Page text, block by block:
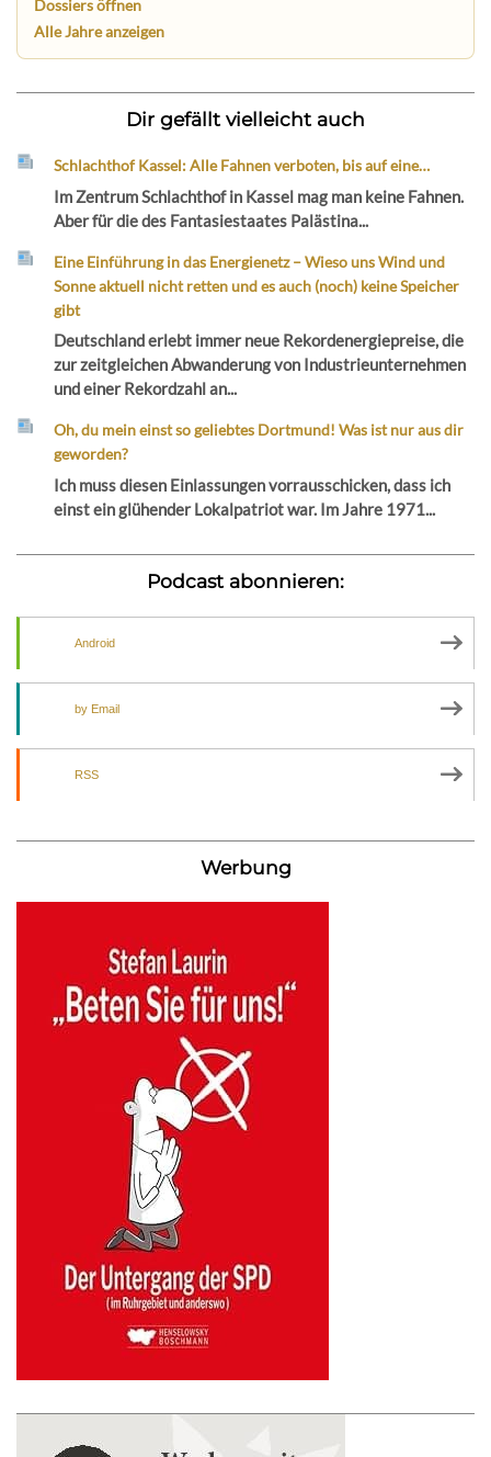
Dossiers öffnen
Alle Jahre anzeigen
Dir gefällt vielleicht auch
Schlachthof Kassel: Alle Fahnen verboten, bis auf eine…
Im Zentrum Schlachthof in Kassel mag man keine Fahnen.
Aber für die des Fantasiestaates Palästina...
Eine Einführung in das Energienetz – Wieso uns Wind und
Sonne aktuell nicht retten und es auch (noch) keine Speicher
gibt
Deutschland erlebt immer neue Rekordenergiepreise, die
zur zeitgleichen Abwanderung von Industrieunternehmen
und einer Rekordzahl an...
Oh, du mein einst so geliebtes Dortmund! Was ist nur aus dir
geworden?
Ich muss diesen Einlassungen vorrausschicken, dass ich
einst ein glühender Lokalpatriot war. Im Jahre 1971...
Podcast abonnieren:
Android
by Email
RSS
Werbung